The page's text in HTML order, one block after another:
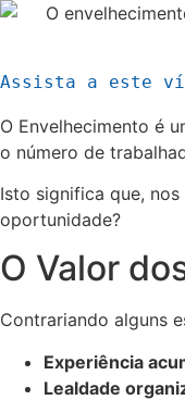
Assista a este
O Envelhecimento é
o número de
Isto significa que,
oportunidade?
O Valor
Contrariando alguns
Experiência
Lealdade